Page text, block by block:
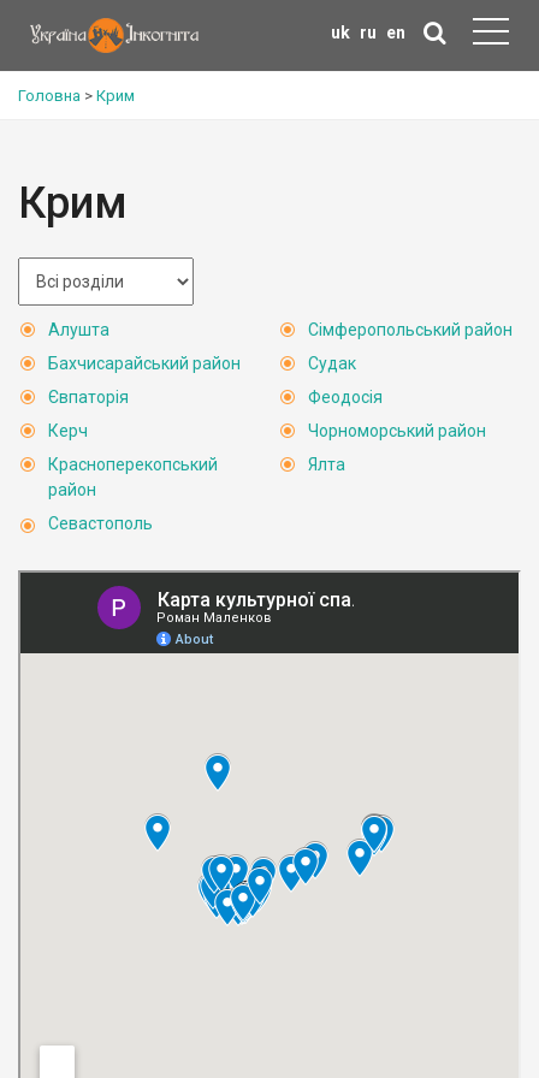
uk ru en
Головна > Крим
Крим
Алушта
Бахчисарайський район
Євпаторія
Керч
Красноперекопський
район
Севастополь
Сімферопольський район
Судак
Феодосія
Чорноморський район
Ялта